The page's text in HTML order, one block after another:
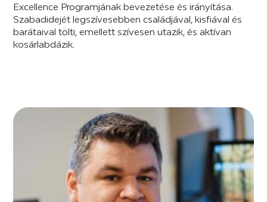
Excellence Programjának bevezetése és irányítása.
Szabadidejét legszívesebben családjával, kisfiával és
barátaival tölti, emellett szívesen utazik, és aktívan
kosárlabdázik.